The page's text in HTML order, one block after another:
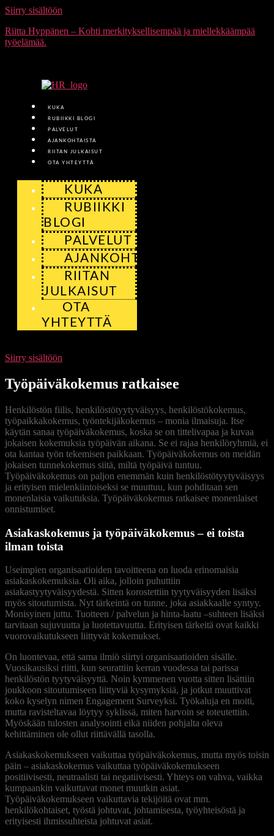
Siirry sisältöön
Riitta Hyppänen – Kohti merkityksellisempää ja miellekkäämpää
työelämää.
KUKA
RUBIIKKI BLOGI
PALVELUT
AJANKOHTAISTA
RIITAN JULKAISUT
OTA YHTEYTTÄ
KUKA
RUBIIKKI
BLOGI
PALVELUT
AJANKOHTAISTA
RIITAN
JULKAISUT
OTA
YHTEYTTÄ
Siirry sisältöön
Työpäiväkokemus ratkaisee
Henkilöstön fiilis, henkilöstötyytyväisyys, henkilöstökokemus,
työpaikkakokemus, työntekijäkokemus – monia ilmaisuja. Itse
käytän sanaa työpäiväkokemus, koska se on tittelivapaa ja kuvaa
jokaisen kokemuksia työpäivän aikana. Se ei rajaa henkilöryhmiä, ei
ota kantaa työn tekemisen paikkaan. Työpäiväkokemus on meidän
jokaisen tunnekokemus siitä, miltä työpäivä tuntuu.
Työpäiväkokemus on paljon enemmän kuin henkilöstötyytyväisyys
ja erityisen mielenkiintoiseksi se muuttuu, kun pohditaan sen
monenlaisia vaikutuksia. Työpäiväkokemus ratkaisee monenlaiset
onnistumiset.
Asiakaskokemus ja työpäiväkokemus – ei toista
ilman toista
Useimpien organisaatioiden tavoitteena on luoda erinomaisia
asiakaskokemuksia. Oli aika, jolloin puhuttiin
asiakastyytyväisyydestä. Sitten korostettiin tyytyväisyyden lisäksi
myös sitoutumista. Nyt tärkeintä on tunne, joka asiakkaalle syntyy.
Monisyinen juttu. Tuotteen / palvelun ja hinta-laatu –suhteen lisäksi
tarvitaan sujuvuutta ja luotettavuutta. Erityisen tärkeitä ovat kaikki
vuorovaikutukseen liittyvät kokemukset.
On luontevaa, että sama ilmiö siirtyi organisaatioiden sisälle.
Vuosikausiksi riitti, kun seurattiin kerran vuodessa tai parissa
henkilöstön tyytyväisyyttä. Noin kymmenen vuotta sitten lisättiin
joukkoon sitoutumiseen liittyviä kysymyksiä, ja jotkut muuttivat
koko kyselyn nimen Engagement Surveyksi. Työkaluja en moiti,
mutta ravisteltavaa löytyy syklissä, miten harvoin se toteutettiin.
Myöskään tulosten analysointi eikä niiden pohjalta oleva
kehittäminen ole ollut riittävällä tasolla.
Asiakaskokemukseen vaikuttaa työpäiväkokemus, mutta myös toisin
päin – asiakaskokemus vaikuttaa työpäiväkokemukseen
positiivisesti, neutraalisti tai negatiivisesti. Yhteys on vahva, vaikka
kumpaankin vaikuttavat monet muutkin asiat.
Työpäiväkokemukseen vaikuttavia tekijöitä ovat mm.
henkilökohtaiset, työstä johtuvat, johtamisesta, työyhteisöstä ja
erityisesti ihmissuhteista johtuvat asiat.